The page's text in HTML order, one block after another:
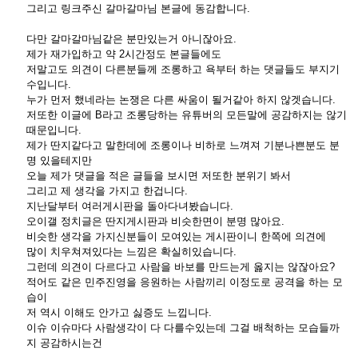
그리고 링크주신 갈마갈마님 본글에 동감합니다.
다만 갈마갈마님같은 분만있는거 아니잖아요.
제가 재가입하고 약 2시간정도 본글들에도
저말고도 의견이 다른분들께 조롱하고 욕부터 하는 댓글들도 부지기
수입니다.
누가 먼저 했네라는 논쟁은 다른 싸움이 될거같아 하지 않겟습니다.
저또한 이글에 B라고 조롱당하는 유튜버의 모든말에 공감하지는 않기
때문입니다.
제가 딴지같다고 말한데에 조롱이나 비하로 느껴져 기분나쁜분도 분
명 있을테지만
오늘 제가 댓글을 적은 글들을 보시면 저또한 분위기 봐서
그리고 제 생각을 가지고 한겁니다.
지난달부터 여러게시판을 돌아다녀봤습니다.
오이갤 정치글은 딴지게시판과 비슷한면이 분명 많아요.
비슷한 생각을 가지신분들이 모여있는 게시판이니 한쪽에 의견에
많이 치우쳐져있다는 느낌은 확실히있습니다.
그런데 의견이 다르다고 사람을 바보를 만드는게 옳지는 않잖아요?
적어도 같은 민주진영을 응원하는 사람끼리 이정도로 공격을 하는 모
습이
저 역시 이해도 안가고 싫증도 느낍니다.
이슈 이슈마다 사람생각이 다 다를수있는데 그걸 배척하는 모습들까
지 공감하시는건